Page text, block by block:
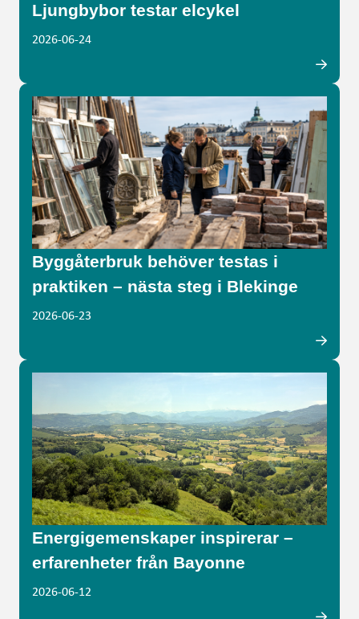
Ljungbybor testar elcykel
2026-06-24
Byggåterbruk behöver testas i
praktiken – nästa steg i Blekinge
2026-06-23
Energigemenskaper inspirerar –
erfarenheter från Bayonne
2026-06-12